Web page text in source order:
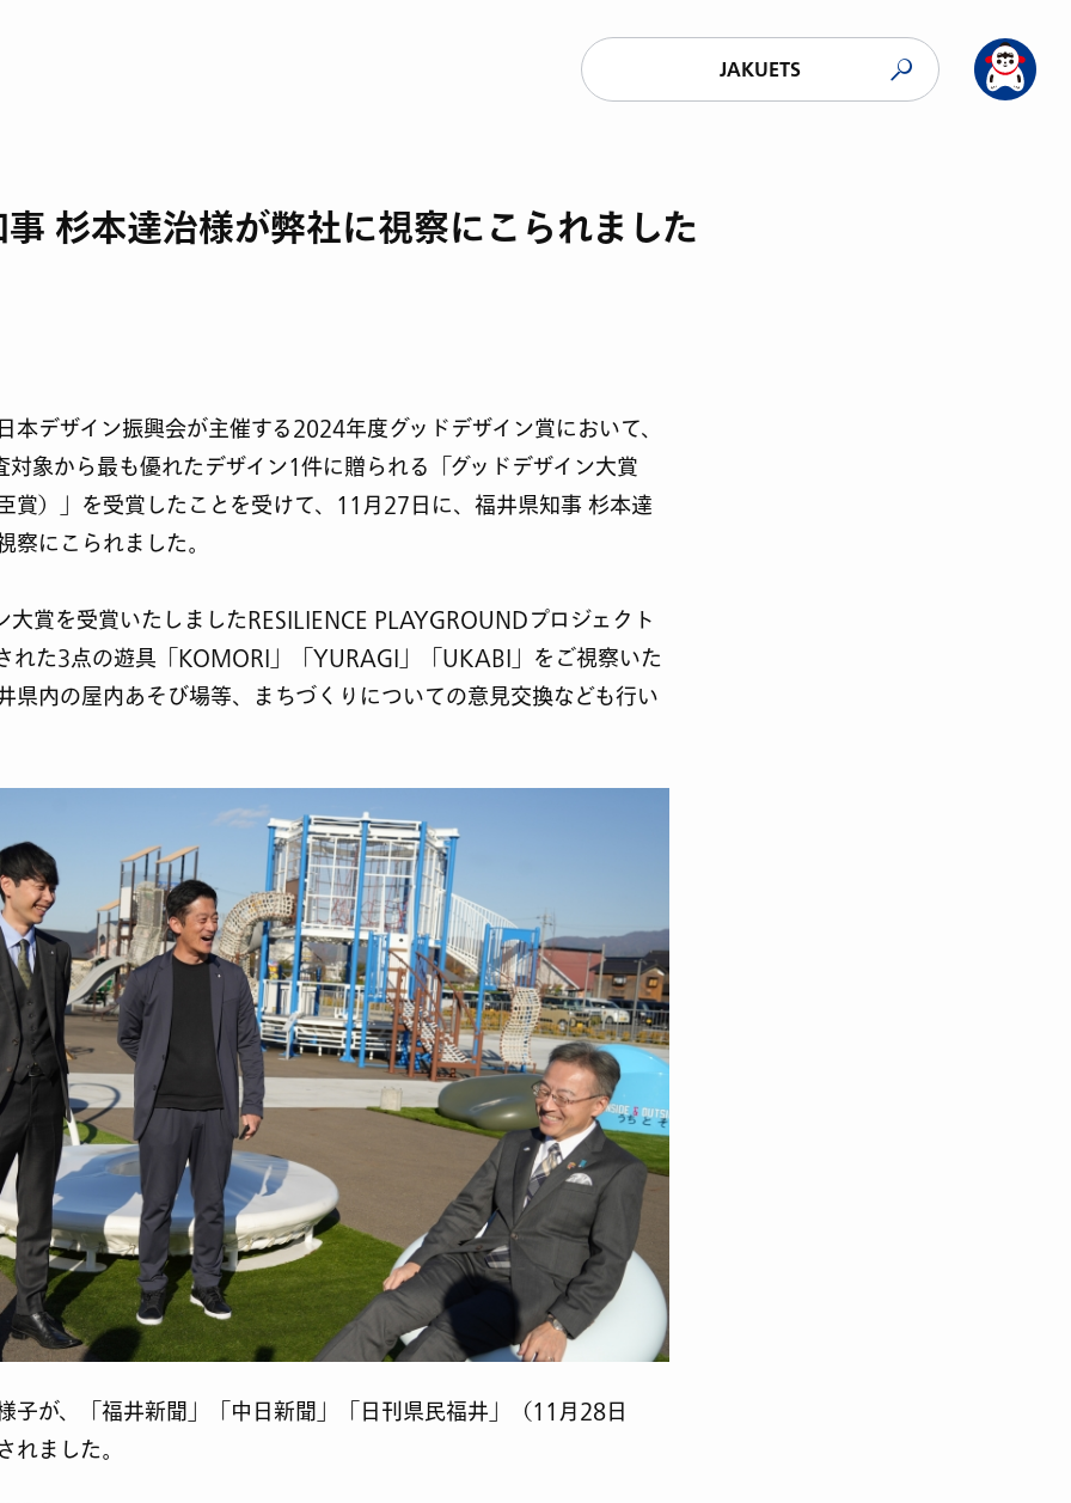
JAKUETS
杉本達治様が弊社に視察にこられました
本デザイン振興会が主催する2024年度グッドデザイン賞において、
象から最も優れたデザイン1件に贈られる「グッドデザイン大賞
賞）」を受賞したことを受けて、11月27日に、福井県知事 杉本達
察にこられました。
大賞を受賞いたしましたRESILIENCE PLAYGROUNDプロジェクト
れた3点の遊具「KOMORI」「YURAGI」「UKABI」をご視察いた
県内の屋内あそび場等、まちづくりについての意見交換なども行い
子が、「福井新聞」「中日新聞」「日刊県民福井」（11月28日
ました。